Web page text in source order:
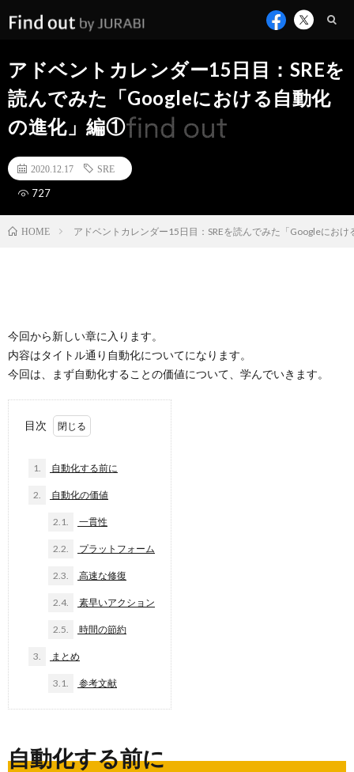
アドベントカレンダー15日目：SREを
読んでみた「Googleにおける自動化
の進化」編①
2020.12.17 SRE
727
HOME アドベントカレンダー15日目：SREを読んでみた「Googleにお
今回から新しい章に入ります。
内容はタイトル通り自動化についてになります。
今回は、まず自動化することの価値について、学んでいきます。
目次
1. 自動化する前に
2. 自動化の価値
2.1. 一貫性
2.2. プラットフォーム
2.3. 高速な修復
2.4. 素早いアクション
2.5. 時間の節約
3. まとめ
3.1. 参考文献
自動化する前に